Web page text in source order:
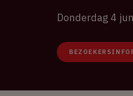
Donderdag 4